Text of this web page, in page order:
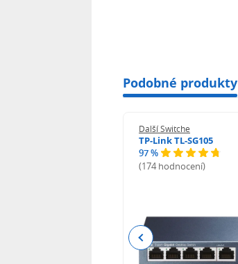
Podobné produkty
Další Switche
TP-Link TL-SG105
97 %
(174 hodnocení)
Previous